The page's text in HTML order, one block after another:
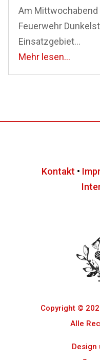
Am
Feuerwehr
Einsatzgebiet...
Mehr lesen...
Kontakt •
Copyright ©
Alle
Design